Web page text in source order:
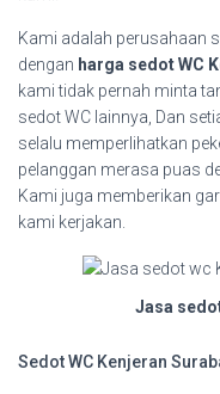
Kami adalah perusahaan
dengan harga sedot WC
kami tidak pernah minta
sedot WC lainnya, Dan
selalu memperlihatkan
pelanggan merasa puas
Kami juga memberikan
kami kerjakan.
Jasa
Sedot WC Kenjeran